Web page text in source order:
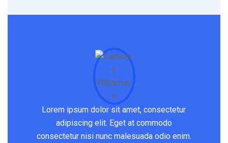
Lorem ipsum dolor sit amet, consectetur
adipiscing elit. Eget at commodo
consectetur nisi nunc malesuada odio enim.